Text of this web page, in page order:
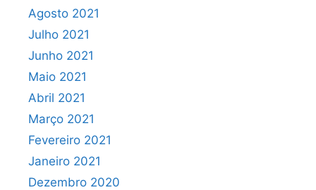
Agosto 2021
Julho 2021
Junho 2021
Maio 2021
Abril 2021
Março 2021
Fevereiro 2021
Janeiro 2021
Dezembro 2020